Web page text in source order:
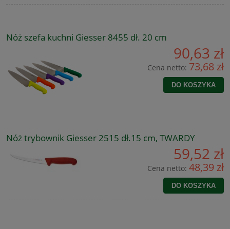
Nóż szefa kuchni Giesser 8455 dł. 20 cm
90,63 zł
Cena netto: 73,68 zł
DO KOSZYKA
Nóż trybownik Giesser 2515 dł.15 cm, TWARDY
59,52 zł
Cena netto: 48,39 zł
DO KOSZYKA